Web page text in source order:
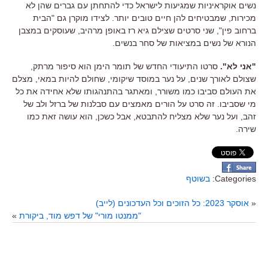
נשים אוקראיניות שמגיעות לישראל כדי להתחתן עם גברים שהן לא
מכירות שמבטיחים להן חיים טובים יותר . לצידו מוקרן גם "הבית
ברחוב פין", שני סרטים שצילם גיא רז באופן מרהיב, שעוסקים במצבן
הנורא של נשים במציאות של סחר בנשים.
"אני לא". סרטו התיעודי החדש של תומר הימן הוא סיפור מרתק
שצולם לאורך שנים על נער במוסד שיקומי שחולם להיות במאי
מצלם
את העולם סביבו כמו משורר ומאתגר בהתנהגותו שלא אחידה את כל
מי שסביבו זה סרט על הורים מאמצים עם סבלנות של ברזל ולב של
זהב ועל נער שלא מצליח להתבטא אבל כשכן
הוא עושה זאת כמו
שירה
Categories: בשוטף
« אוסקר 2023: כל הזוכים וכל העדכונים (לייב)
"ממנטו מורי" של דפש מוד, ביקורת »